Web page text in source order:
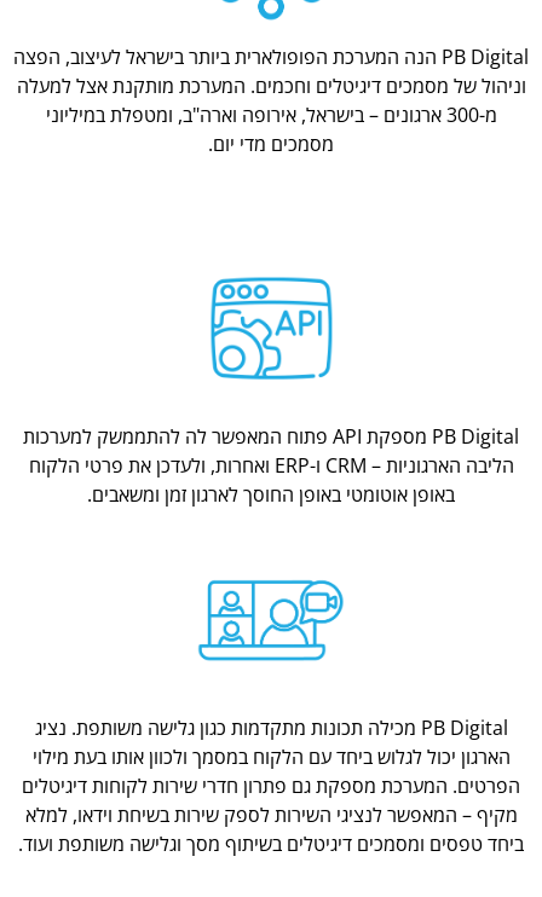
PB Digital הנה המערכת הפופולארית ביותר בישראל לעיצוב, הפצה
וניהול של מסמכים דיגיטלים וחכמים. המערכת מותקנת אצל למעלה
מ-300 ארגונים – בישראל, אירופה וארה"ב, ומטפלת במיליוני
מסמכים מדי יום.
PB Digital מספקת API פתוח המאפשר לה להתממשק למערכות
הליבה הארגוניות – CRM ו-ERP ואחרות, ולעדכן את פרטי הלקוח
באופן אוטומטי באופן החוסך לארגון זמן ומשאבים.
PB Digital מכילה תכונות מתקדמות כגון גלישה משותפת. נציג
הארגון יכול לגלוש ביחד עם הלקוח במסמך ולכוון אותו בעת מילוי
הפרטים. המערכת מספקת גם פתרון חדרי שירות לקוחות דיגיטלים
מקיף – המאפשר לנציגי השירות לספק שירות בשיחת וידאו, למלא
ביחד טפסים ומסמכים דיגיטלים בשיתוף מסך וגלישה משותפת ועוד.